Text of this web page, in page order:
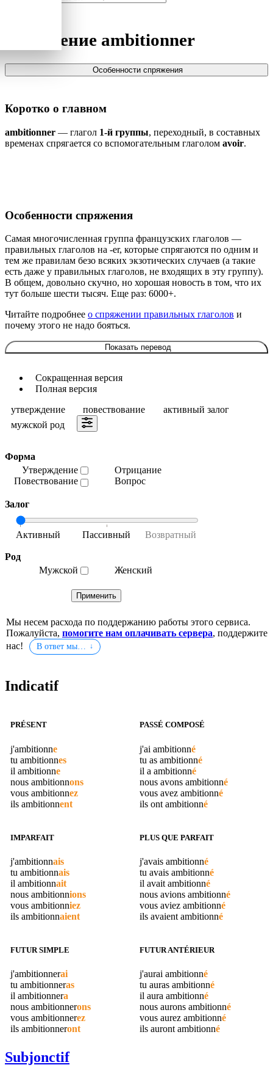
Спряжение ambitionner
Особенности спряжения
Коротко о главном
ambitionner — глагол 1-й группы, переходный, в составных
временах спрягается со вспомогательным глаголом avoir.
Особенности спряжения
Самая многочисленная группа французских глаголов —
правильных глаголов на -er, которые спрягаются по одним и
тем же правилам безо всяких экзотических случаев (а такие
есть даже у правильных глаголов, не входящих в эту группу).
В общем, довольно скучно, но хорошая новость в том, что их
тут больше шести тысяч. Еще раз: 6000+.
Читайте подробнее о спряжении правильных глаголов и
почему этого не надо бояться.
Показать перевод
Сокращенная версия
Полная версия
утверждение
повествование
активный залог
мужской род
Форма
Утверждение
Повествование
Отрицание
Вопрос
Залог
Род
Мужской
Женский
Мы несем расхода по поддержанию работы этого сервиса.
Пожалуйста, помогите нам оплачивать сервера, поддержите
нас!
В ответ мы…
Indicatif
PRÉSENT
j'ambitionne
tu ambitionnes
il ambitionne
nous ambitionnons
vous ambitionnez
ils ambitionnent
PASSÉ COMPOSÉ
j'ai ambitionné
tu as ambitionné
il a ambitionné
nous avons ambitionné
vous avez ambitionné
ils ont ambitionné
IMPARFAIT
j'ambitionnais
tu ambitionnais
il ambitionnait
nous ambitionnions
vous ambitionniez
ils ambitionnaient
PLUS QUE PARFAIT
j'avais ambitionné
tu avais ambitionné
il avait ambitionné
nous avions ambitionné
vous aviez ambitionné
ils avaient ambitionné
FUTUR SIMPLE
j'ambitionnerai
tu ambitionneras
il ambitionnera
nous ambitionnerons
vous ambitionnerez
ils ambitionneront
FUTUR ANTÉRIEUR
j'aurai ambitionné
tu auras ambitionné
il aura ambitionné
nous aurons ambitionné
vous aurez ambitionné
ils auront ambitionné
Subjonctif